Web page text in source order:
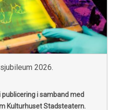
2026.
publicering i samband med
Kulturhuset Stadsteatern.